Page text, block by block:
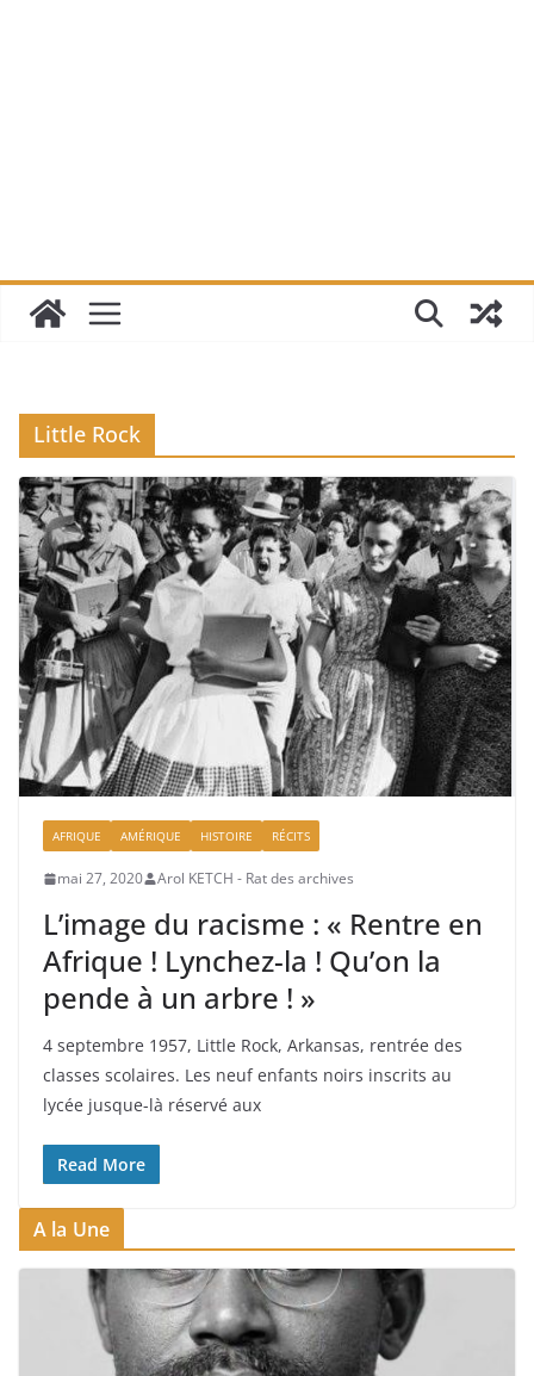
Little Rock
AFRIQUE AMÉRIQUE HISTOIRE RÉCITS
mai 27, 2020 Arol KETCH - Rat des archives
L’image du racisme : « Rentre en
Afrique ! Lynchez-la ! Qu’on la
pende à un arbre ! »
4 septembre 1957, Little Rock, Arkansas, rentrée des
classes scolaires. Les neuf enfants noirs inscrits au
lycée jusque-là réservé aux
Read More
A la Une